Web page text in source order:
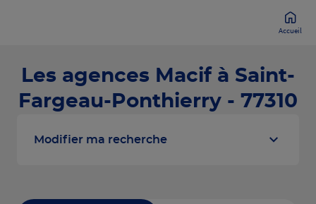
Accueil
Les agences Macif à Saint-
Fargeau-Ponthierry - 77310
Modifier ma recherche